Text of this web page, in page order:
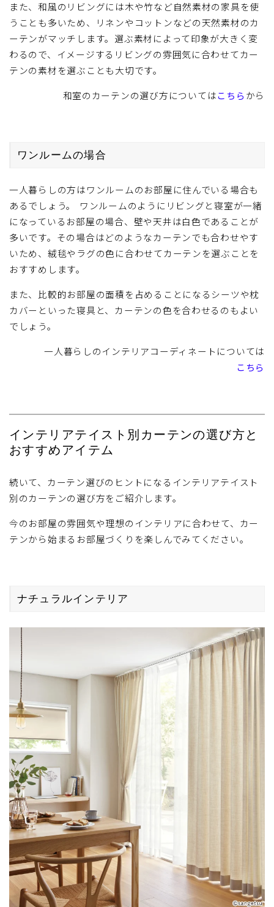
また、和風のリビングには木や竹など自然素材の家具を使
うことも多いため、リネンやコットンなどの天然素材のカ
ーテンがマッチします。選ぶ素材によって印象が大きく変
わるので、イメージするリビングの雰囲気に合わせてカー
テンの素材を選ぶことも大切です。
和室のカーテンの選び方については こちら から
ワンルームの場合
一人暮らしの方はワンルームのお部屋に住んでいる場合も
あるでしょう。 ワンルームのようにリビングと寝室が一緒
になっているお部屋の場合、壁や天井は白色であることが
多いです。その場合はどのようなカーテンでも合わせやす
いため、絨毯やラグの色に合わせてカーテンを選ぶことを
おすすめします。
また、比較的お部屋の面積を占めることになるシーツや枕
カバーといった寝具と、カーテンの色を合わせるのもよい
でしょう。
一人暮らしのインテリアコーディネートについては
こちら
インテリアテイスト別カーテンの選び方と
おすすめアイテム
続いて、カーテン選びのヒントになるインテリアテイスト
別のカーテンの選び方をご紹介します。
今のお部屋の雰囲気や理想のインテリアに合わせて、カー
テンから始まるお部屋づくりを楽しんでみてください。
ナチュラルインテリア